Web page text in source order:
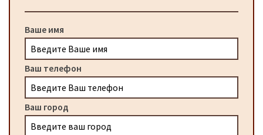
Ваше имя
Ваш телефон
Ваш город